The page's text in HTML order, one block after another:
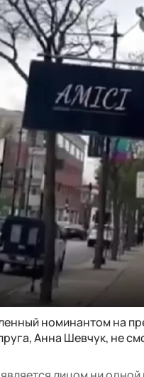
номинантом на
Анна Шевчук, не